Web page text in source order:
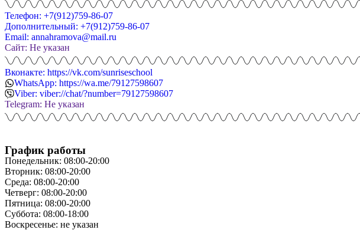
Телефон: +7(912)759-86-07
Дополнительный: +7(912)759-86-07
Email: annahramova@mail.ru
Сайт: Не указан
Вконакте: https://vk.com/sunriseschool
WhatsApp: https://wa.me/79127598607
Viber: viber://chat/?number=79127598607
Telegram: Не указан
График работы
Понедельник: 08:00-20:00
Вторник: 08:00-20:00
Среда: 08:00-20:00
Четверг: 08:00-20:00
Пятница: 08:00-20:00
Суббота: 08:00-18:00
Воскресенье: не указан